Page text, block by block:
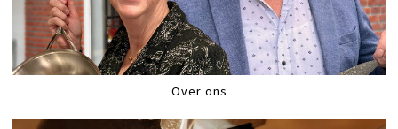
Over ons